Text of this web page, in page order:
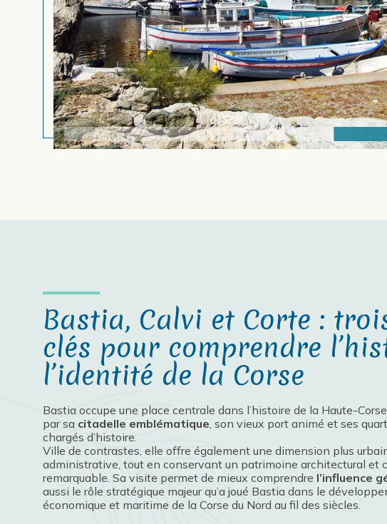
Bastia, Calvi et Corte :
clés pour comprendre
l’identité de la Corse
Bastia occupe une place centrale dans l’histoire de la Haute-
par sa citadelle emblématique, son vieux port animé et ses
chargés d’histoire.
Ville de contrastes, elle offre également une dimension plus
administrative, tout en conservant un patrimoine architectural et
remarquable. Sa visite permet de mieux comprendre l’influence
aussi le rôle stratégique majeur qu’a joué Bastia dans le
économique et maritime de la Corse du Nord au fil des siècles.